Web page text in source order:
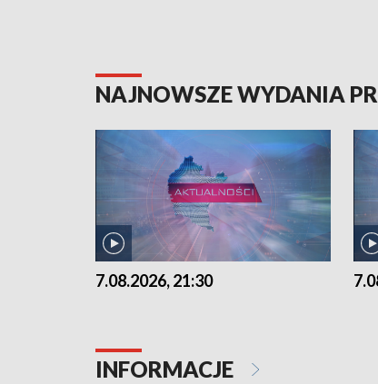
NAJNOWSZE WYDANIA
7.08.2026, 21:30
INFORMACJE